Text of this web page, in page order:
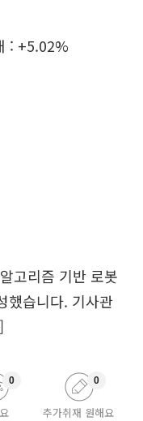
: +5.02%
고리즘 기반 로봇
했습니다. 기사관
0
추가취재 원해요
0